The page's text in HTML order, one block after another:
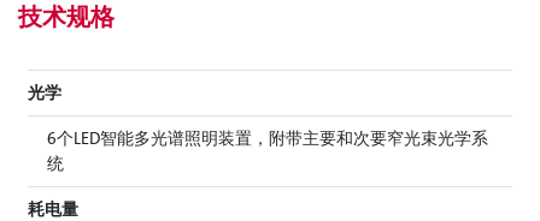
技术规格
光学
6个LED智能多光谱照明装置，附带主要和次要窄光束光学系
统
耗电量